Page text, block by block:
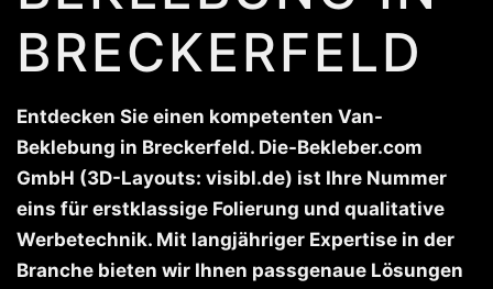
BRECKERFELD
Entdecken Sie einen kompetenten Van-
Beklebung in Breckerfeld. Die-Bekleber.com
GmbH (3D-Layouts: visibl.de) ist Ihre Nummer
eins für erstklassige Folierung und qualitative
Werbetechnik. Mit langjähriger Expertise in der
Branche bieten wir Ihnen passgenaue Lösungen